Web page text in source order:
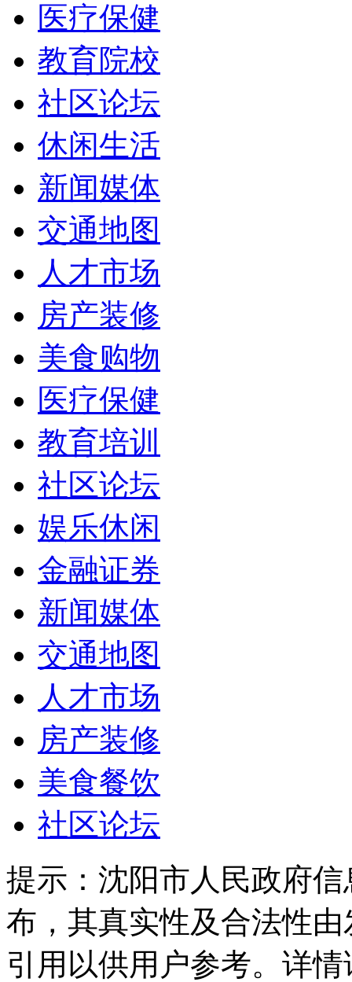
医疗保健
教育院校
社区论坛
休闲生活
新闻媒体
交通地图
人才市场
房产装修
美食购物
医疗保健
教育培训
社区论坛
娱乐休闲
金融证券
新闻媒体
交通地图
人才市场
房产装修
美食餐饮
社区论坛
提示： 沈阳市人民政府
布，其真实性及合法性
引用以供用户参考。详